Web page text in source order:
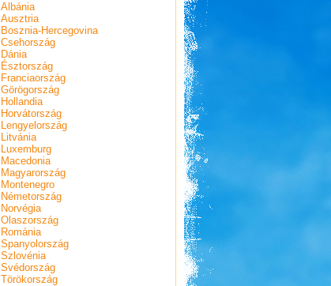
Albánia
Ausztria
Bosznia-Hercegovina
Csehország
Dánia
Észtország
Franciaország
Görögország
Hollandia
Horvátország
Lengyelország
Litvánia
Luxemburg
Macedonia
Magyarország
Montenegro
Németország
Norvégia
Olaszország
Románia
Spanyolország
Szlovénia
Svédország
Törökország